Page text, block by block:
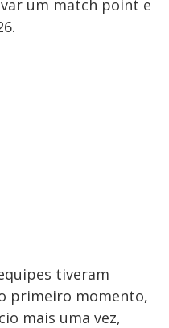
um match point e
tiveram
primeiro momento,
mais uma vez,